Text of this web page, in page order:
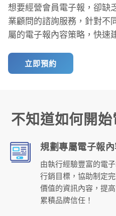
想要經營會員電子報，卻缺
業顧問的諮詢服務，針對不
屬的電子報內容策略，快速
立即預約
不知道如何開
規劃專屬電子報
由執行經驗豐富的電
行銷目標，協助制定
價值的資訊內容，提
累積品牌信任！